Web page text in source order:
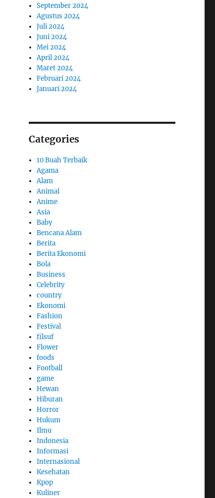
September 2024
Agustus 2024
Juli 2024
Juni 2024
Mei 2024
April 2024
Maret 2024
Februari 2024
Januari 2024
Categories
10 Buah Terbaik
Agama
Alam
Animal
Anime
Asia
Baby
Bencana Alam
Berita
Berita Ekonomi
Bola
Business
Celebrity
country
Ekonomi
Fashion
Festival
filsuf
Flower
foods
Football
game
Hewan
Hiburan
Horror
Hukum
Ilmu
Indonesia
Informasi
Internasional
Kesehatan
Kpop
Kuliner